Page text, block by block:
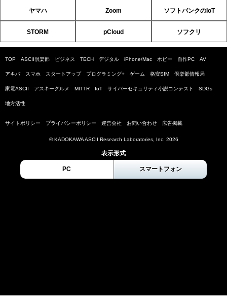
ヤマハ Zoom ソフトバンクのIoT
STORM pCloud ソフクリ
TOP ASCII倶楽部 ビジネス TECH デジタル iPhone/Mac ホビー 自作PC AV
アキバ スマホ スタートアップ プログラミング+ ゲーム 格安SIM 倶楽部情報局
家電ASCII アスキーグルメ MITTR IoT サイバーセキュリティ小説コンテスト SDGs
地方活性
サイトポリシー プライバシーポリシー 運営会社 お問い合わせ 広告掲載
© KADOKAWA ASCII Research Laboratories, Inc. 2026
表示形式
PC スマートフォン